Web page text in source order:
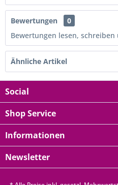
Bewertungen
0
Bewertungen lesen,
Ähnliche Artikel
Social
Shop Service
Informationen
Newsletter